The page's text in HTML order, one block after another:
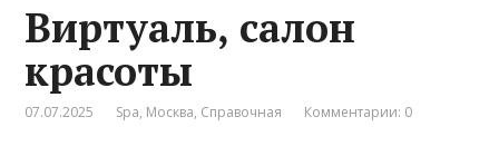
Виртуаль, салон
красоты
07.07.2025 Spa, Москва, Справочная Комментарии: 0